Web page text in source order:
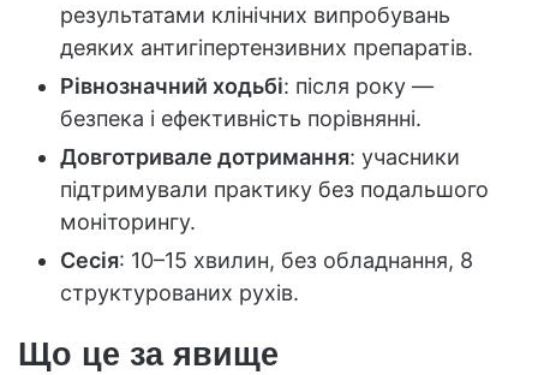
результатами клінічних випробувань
деяких антигіпертензивних препаратів.
Рівнозначний ходьбі: після року —
безпека і ефективність порівнянні.
Довготривале дотримання: учасники
підтримували практику без подальшого
моніторингу.
Сесія: 10–15 хвилин, без обладнання, 8
структурованих рухів.
Що це за явище